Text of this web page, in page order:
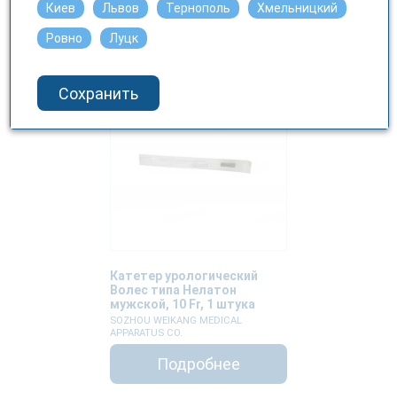
Подробнее
Катетер урологический
Волес типа Нелатон
мужской, 10 Fr, 1 штука
SOZHOU WEIKANG MEDICAL
APPARATUS CO.
Подробнее
Киев Львов Тернополь Хмельницкий
Ровно Луцк
Сохранить